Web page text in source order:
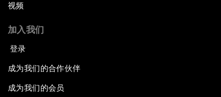
视频
加入我们
登录
成为我们的合作伙伴
成为我们的会员